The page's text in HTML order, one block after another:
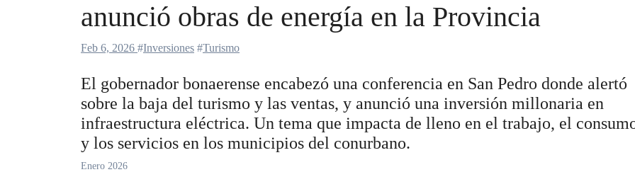
anunció obras de energía en la Provincia
Feb 6, 2026 #Inversiones #Turismo
El gobernador bonaerense encabezó una conferencia en San Pedro donde alertó
sobre la baja del turismo y las ventas, y anunció una inversión millonaria en
infraestructura eléctrica. Un tema que impacta de lleno en el trabajo, el
y los servicios en los municipios del conurbano.
Enero 2026